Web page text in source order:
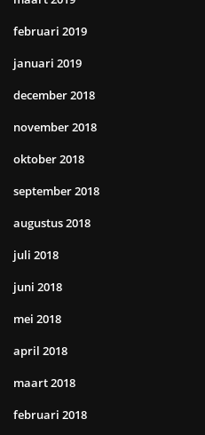
februari 2019
januari 2019
december 2018
november 2018
oktober 2018
september 2018
augustus 2018
juli 2018
juni 2018
mei 2018
april 2018
maart 2018
februari 2018